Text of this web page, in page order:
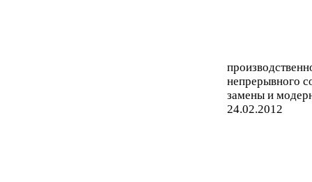
непрерывного
замены и
24.02.2012